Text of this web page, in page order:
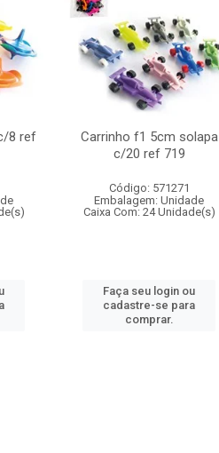
8 ref
Carrinho f1 5cm solapa
c/20 ref 719
Código: 571271
Embalagem: Unidade
Caixa Com: 24 Unidade(s)
Faça seu login ou
cadastre-se para
comprar.